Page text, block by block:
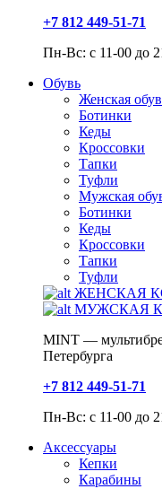
+7 812 449-51-71
Пн-Вс: с 11-00 до
Обувь
Женская
Ботинки
Кеды
Кроссовки
Тапки
Туфли
Мужская
Ботинки
Кеды
Кроссовки
Тапки
Туфли
ЖЕНСКАЯ
МУЖСКАЯ
MINT —
Петербурга
+7 812 449-51-71
Пн-Вс: с 11-00 до
Аксессуары
Кепки
Карабины